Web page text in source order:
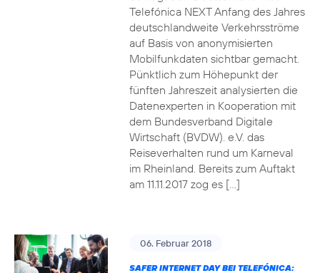
Telefónica NEXT Anfang des Jahres
deutschlandweite Verkehrsströme
auf Basis von anonymisierten
Mobilfunkdaten sichtbar gemacht.
Pünktlich zum Höhepunkt der
fünften Jahreszeit analysierten die
Datenexperten in Kooperation mit
dem Bundesverband Digitale
Wirtschaft (BVDW). e.V. das
Reiseverhalten rund um Karneval
im Rheinland. Bereits zum Auftakt
am 11.11.2017 zog es […]
06. Februar 2018
SAFER INTERNET DAY BEI TELEFÓNICA: